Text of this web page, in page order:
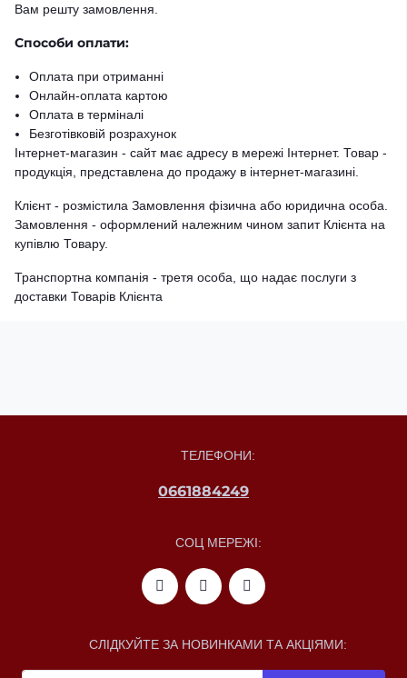
Вам решту замовлення.
Способи оплати:
Оплата при отриманні
Онлайн-оплата картою
Оплата в терміналі
Безготівковій розрахунок
Інтернет-магазин - сайт має адресу в мережі Інтернет. Товар -
продукція, представлена ​​до продажу в інтернет-магазині.
Клієнт - розмістила Замовлення фізична або юридична особа.
Замовлення - оформлений належним чином запит Клієнта на
купівлю Товару.
Транспортна компанія - третя особа, що надає послуги з
доставки Товарів Клієнта
ТЕЛЕФОНИ:
0661884249
СОЦ МЕРЕЖІ:
СЛІДКУЙТЕ ЗА НОВИНКАМИ ТА АКЦІЯМИ: